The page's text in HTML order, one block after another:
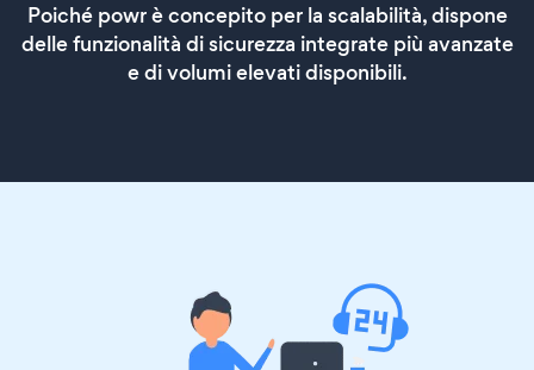
Poiché powr è concepito per la scalabilità, dispone
delle funzionalità di sicurezza integrate più avanzate
e di volumi elevati disponibili.